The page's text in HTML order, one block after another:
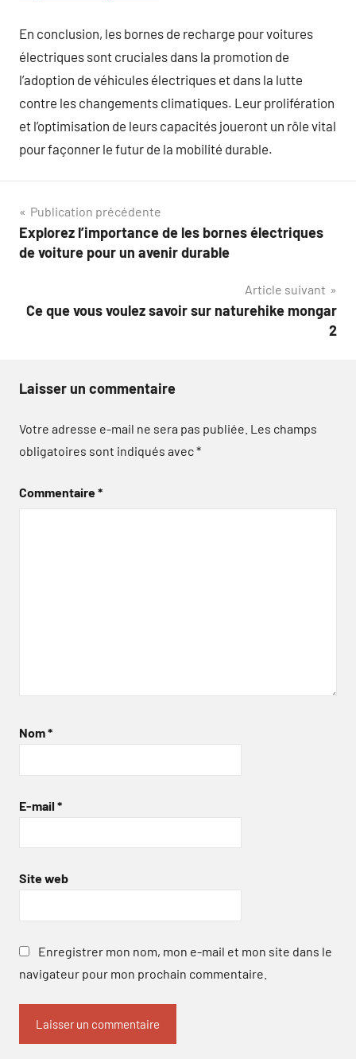
En conclusion, les bornes de recharge pour voitures
électriques sont cruciales dans la promotion de
l’adoption de véhicules électriques et dans la lutte
contre les changements climatiques. Leur prolifération
et l’optimisation de leurs capacités joueront un rôle vital
pour façonner le futur de la mobilité durable.
Navigation
de
Publication précédente
Explorez l’importance de les bornes électriques
de voiture pour un avenir durable
Article suivant
Ce que vous voulez savoir sur naturehike mongar
2
Laisser un commentaire
Votre adresse e-mail ne sera pas publiée. Les champs
obligatoires sont indiqués avec*
Commentaire*
Nom*
E-mail *
Site web
Enregistrer mon nom, mon e-mail et mon site dans le
navigateur pour mon prochain commentaire.